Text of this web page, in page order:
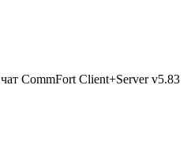
чат CommFort Client+Server v5.83